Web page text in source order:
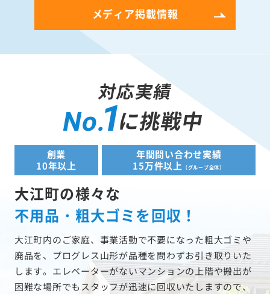
メディア掲載情報
対応実績
No.1に挑戦中
創業
10年以上
年間問い合わせ実績
15万件以上
（グループ全体）
大江町の様々な
不用品・粗大ゴミを回収！
大江町内のご家庭、事業活動で不要になった粗大ゴミや
廃品を、プログレス山形が品種を問わずお引き取りいた
します。エレベーターがないマンションの上階や搬出が
困難な場所でもスタッフが迅速に回収いたしますので、